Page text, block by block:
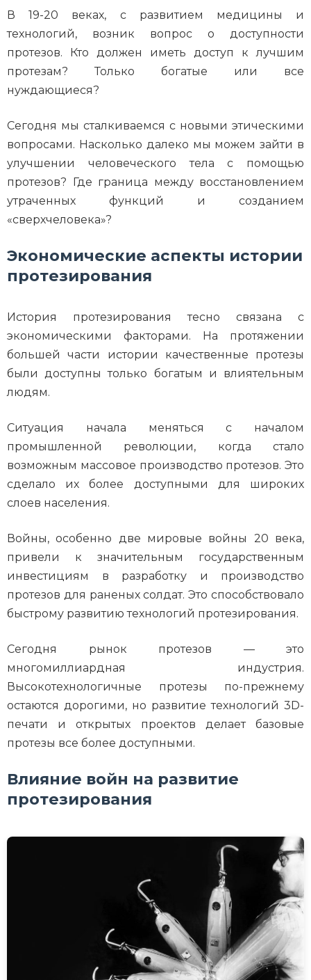
В 19-20 веках, с развитием медицины и
технологий, возник вопрос о доступности
протезов. Кто должен иметь доступ к лучшим
протезам? Только богатые или все
нуждающиеся?
Сегодня мы сталкиваемся с новыми этическими
вопросами. Насколько далеко мы можем зайти в
улучшении человеческого тела с помощью
протезов? Где граница между восстановлением
утраченных функций и созданием
«сверхчеловека»?
Экономические аспекты истории
протезирования
История протезирования тесно связана с
экономическими факторами. На протяжении
большей части истории качественные протезы
были доступны только богатым и влиятельным
людям.
Ситуация начала меняться с началом
промышленной революции, когда стало
возможным массовое производство протезов. Это
сделало их более доступными для широких
слоев населения.
Войны, особенно две мировые войны 20 века,
привели к значительным государственным
инвестициям в разработку и производство
протезов для раненых солдат. Это способствовало
быстрому развитию технологий протезирования.
Сегодня рынок протезов — это
многомиллиардная индустрия.
Высокотехнологичные протезы по-прежнему
остаются дорогими, но развитие технологий 3D-
печати и открытых проектов делает базовые
протезы все более доступными.
Влияние войн на развитие
протезирования